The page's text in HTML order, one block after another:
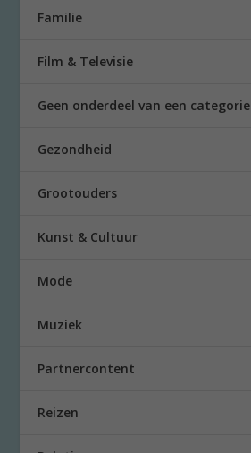
Familie
Film & Televisie
Geen onderdeel van een categorie
Gezondheid
Grootouders
Kunst & Cultuur
Mode
Muziek
Partnercontent
Reizen